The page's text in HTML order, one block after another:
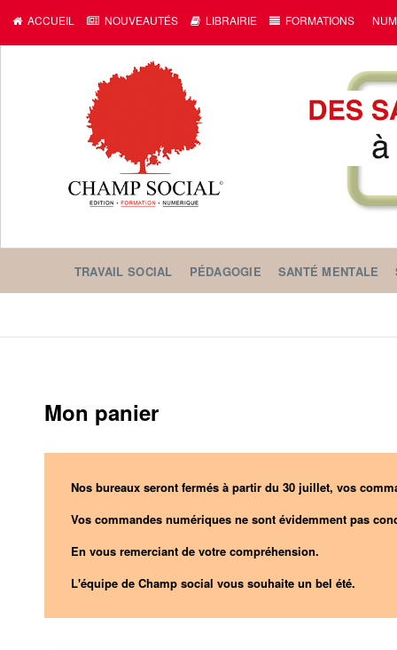
ACCUEIL NOUVEAUTÉS LIBRAIRIE FORMATIONS
TRAVAIL SOCIAL PÉDAGOGIE SANTÉ MENTALE
Mon panier
Nos bureaux seront fermés à partir du 30 juillet, vos
Vos commandes numériques ne sont évidemment pas
En vous remerciant de votre compréhension.
L'équipe de Champ social vous souhaite un bel été.